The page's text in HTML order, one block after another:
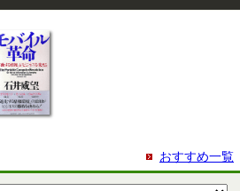
おすすめ一覧